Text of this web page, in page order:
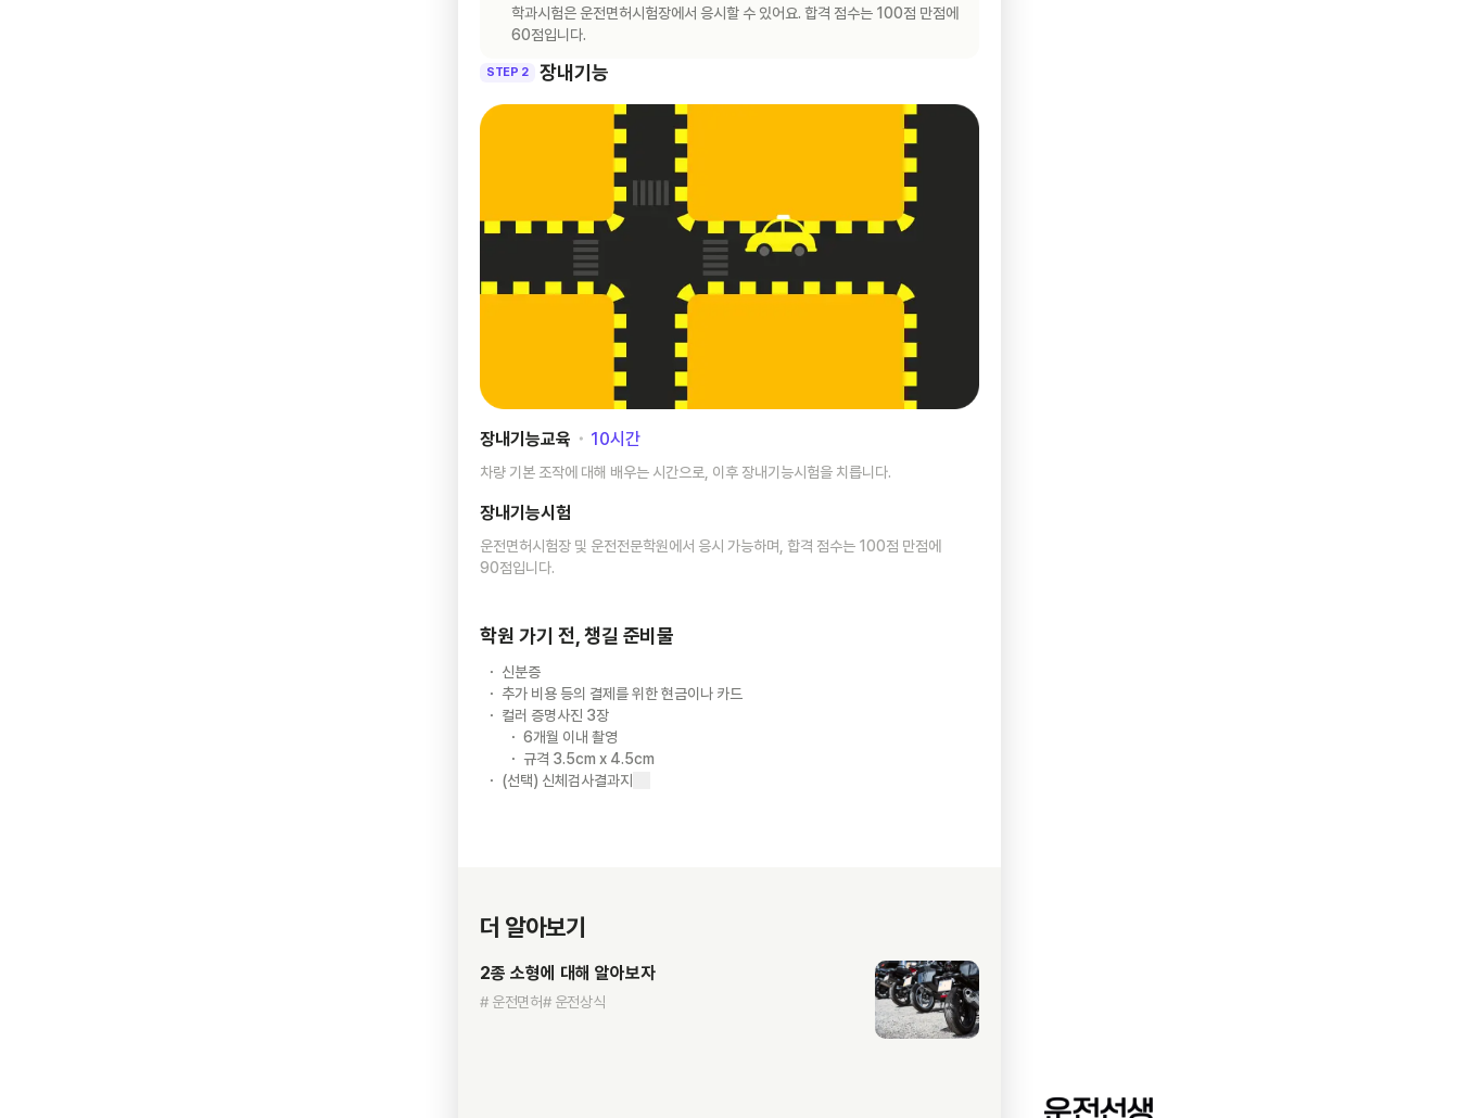
학과시험은 운전면허시험장에서 응시할 수 있어요. 합격 점수는 100점 만점에
60점입니다.
STEP 2 장내기능
장내기능교육 ･ 10시간
차량 기본 조작에 대해 배우는 시간으로, 이후 장내기능시험을 치릅니다.
장내기능시험
운전면허시험장 및 운전전문학원에서 응시 가능하며, 합격 점수는 100점 만점에
90점입니다.
학원 가기 전, 챙길 준비물
신분증
추가 비용 등의 결제를 위한 현금이나 카드
컬러 증명사진 3장
6개월 이내 촬영
규격 3.5cm x 4.5cm
(선택) 신체검사결과지
더 알아보기
2종 소형에 대해 알아보자
# 운전면허# 운전상식